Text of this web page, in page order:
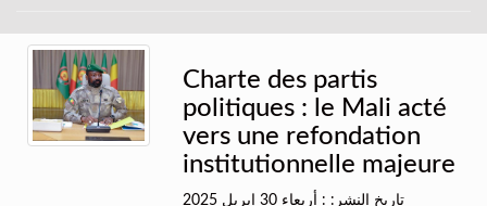
Charte des partis
politiques : le Mali acté
vers une refondation
institutionnelle majeure
تاريخ النشر: : أربعاء 30 إبريل 2025